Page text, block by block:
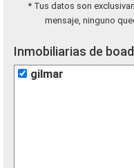
* Tus datos son
mensaje, ninguno
Inmobiliarias de
gilmar